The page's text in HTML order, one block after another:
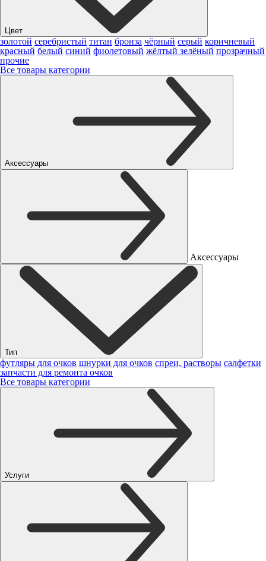
Цвет
золотой серебристый титан бронза чёрный серый коричневый
красный белый синий фиолетовый жёлтый зелёный прозрачный
прочие
Все товары категории
Аксессуары
Аксессуары
Тип
футляры для очков шнурки для очков спреи, растворы салфетки
запчасти для ремонта очков
Все товары категории
Услуги